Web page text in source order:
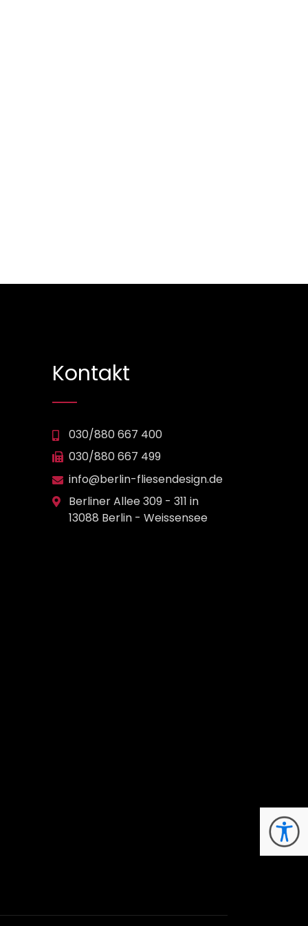
Kontakt
030/880 667 400
030/880 667 499
info@berlin-fliesendesign.de
Berliner Allee 309 - 311 in
13088 Berlin - Weissensee